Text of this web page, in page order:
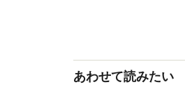
あわせて読みたい